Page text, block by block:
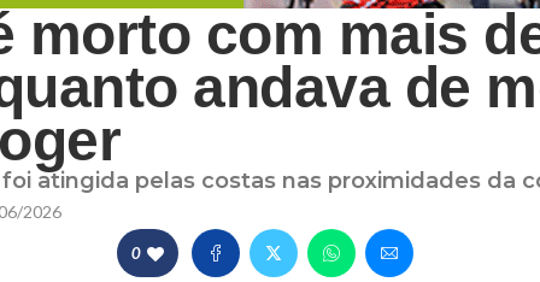
morto com mais
andava de
atingida pelas costas nas proximidades da
2026
0